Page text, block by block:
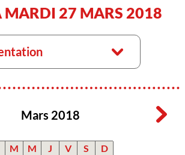
MARDI 27 MARS 2018
Mars 2018
M M J V S D